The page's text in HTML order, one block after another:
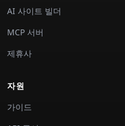
AI 사이트 빌더
MCP 서버
제휴사
자원
가이드